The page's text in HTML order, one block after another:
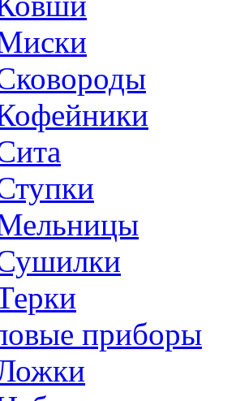
приборы